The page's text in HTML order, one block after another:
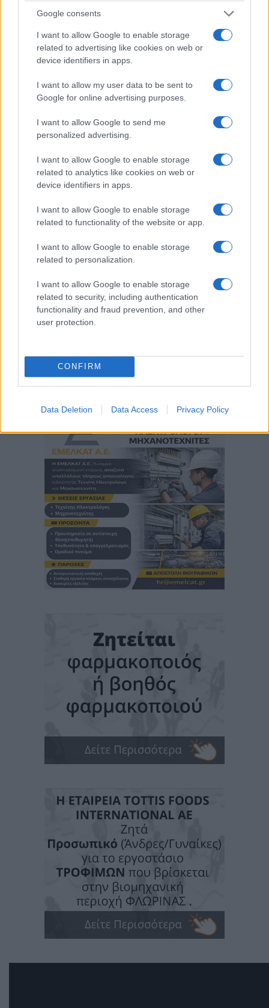
Google consents
I want to allow Google to enable storage
related to advertising like cookies on web or
device identifiers in apps.
I want to allow my user data to be sent to
Google for online advertising purposes.
I want to allow Google to send me
personalized advertising.
I want to allow Google to enable storage
related to analytics like cookies on web or
device identifiers in apps.
I want to allow Google to enable storage
related to functionality of the website or app.
I want to allow Google to enable storage
related to personalization.
I want to allow Google to enable storage
related to security, including authentication
functionality and fraud prevention, and other
user protection.
CONFIRM
Data Deletion Data Access Privacy Policy
Σπύρος Τάσιος
8 Αυγούστου 2026, 7:38 μμ